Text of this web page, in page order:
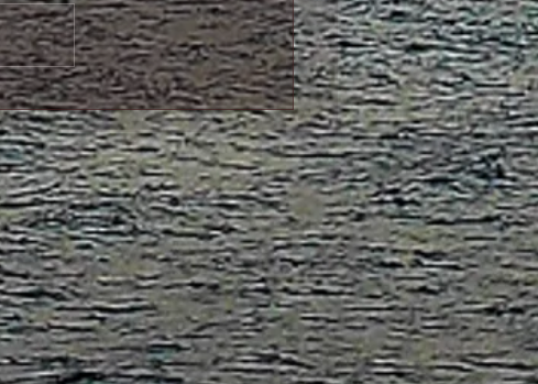
5月12日永代経法要（法話
会）のお知らせ